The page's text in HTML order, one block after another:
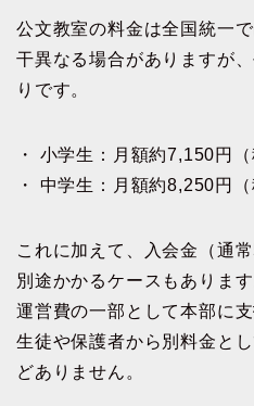
公文教室の料金は全国統一
干異なる場合がありますが
りです。
・ 小学生：月額約7,150円（
・ 中学生：月額約8,250円（
これに加えて、入会金（通
別途かかるケースもありま
運営費の一部として本部に
生徒や保護者から別料金と
どありません。